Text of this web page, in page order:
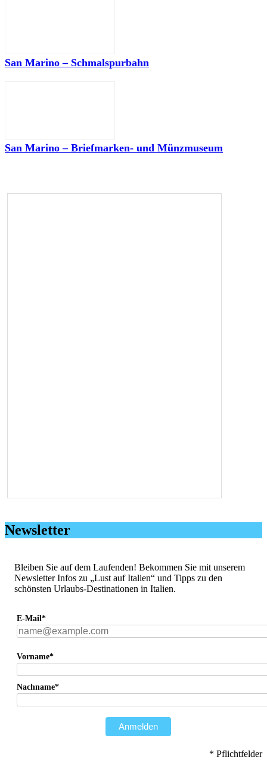
San Marino – Schmalspurbahn
San Marino – Briefmarken- und Münzmuseum
Newsletter
Bleiben Sie auf dem Laufenden! Bekommen Sie mit unserem
Newsletter Infos zu „Lust auf Italien“ und Tipps zu den
schönsten Urlaubs-Destinationen in Italien.
E-Mail*
Vorname*
Nachname*
Anmelden
* Pflichtfelder